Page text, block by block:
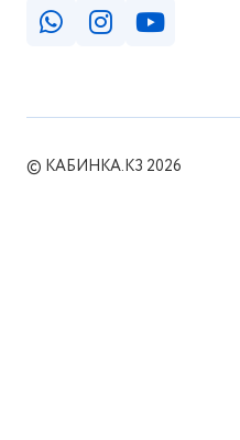
© КАБИНКА.КЗ 2026